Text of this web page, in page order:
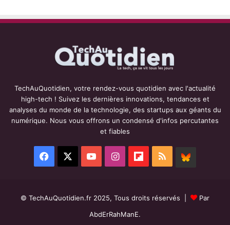
TechAuQuotidien, votre rendez-vous quotidien avec l'actualité
high-tech ! Suivez les dernières innovations, tendances et
analyses du monde de la technologie, des startups aux géants du
numérique. Nous vous offrons un condensé d'infos percutantes
et fiables
Facebook YouTubeInstagramFlipboard
RSS
© TechAuQuotidien.fr 2025, Tous droits réservés |
Par
AbdErRahManE.